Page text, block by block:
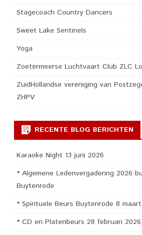
Stagecoach Country Dancers
Sweet Lake Sentinels
Yoga
Zoetermeerse Luchtvaart Club ZLC
ZuidHollandse vereniging van
ZHPV
RECENTE BLOG BERICHTEN
Karaoke Night 13 juni 2026
* Algemene Ledenvergadering 2026
Buytenrode
* Spirituele Beurs Buytenrode 8
* CD en Platenbeurs 28 februari 2026